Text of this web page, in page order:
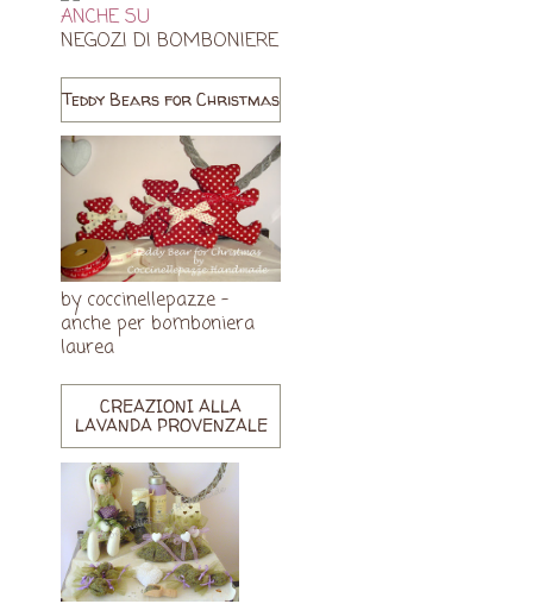
NEGOZI DI BOMBONIERE
Teddy Bears for Christmas
by coccinellepazze -
anche per bomboniera
laurea
CREAZIONI ALLA
LAVANDA PROVENZALE